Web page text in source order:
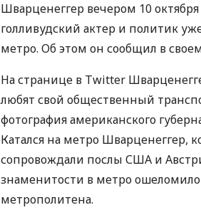
Шварценеггер вечером 10
голливудский актер и политик
метро. Об этом он сообщил в
На странице в Twitter
любят свой общественный
фотография американского
Катался на метро Шварценеггер,
сопровождали послы США и
знаменитости в метро
метрополитена.